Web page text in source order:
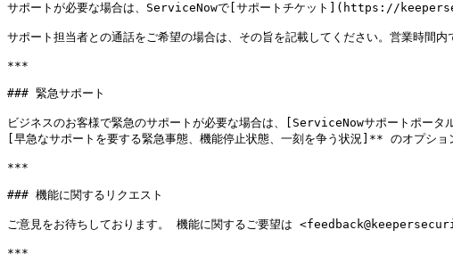
サポートが必要な場合は、ServiceNowで[サポートチケット](https://
サポート担当者との通話をご希望の場合は、その旨を記載してください。営業時間
***
### 緊急サポート
ビジネスのお客様で緊急のサポートが必要な場合は、[ServiceNowサポー
[早急なサポートを要する緊急事態、機能停止状態、一刻を争う状況]** のオプショ
***
### 機能に関するリクエスト
ご意見をお待ちしております。 機能に関するご要望は
***